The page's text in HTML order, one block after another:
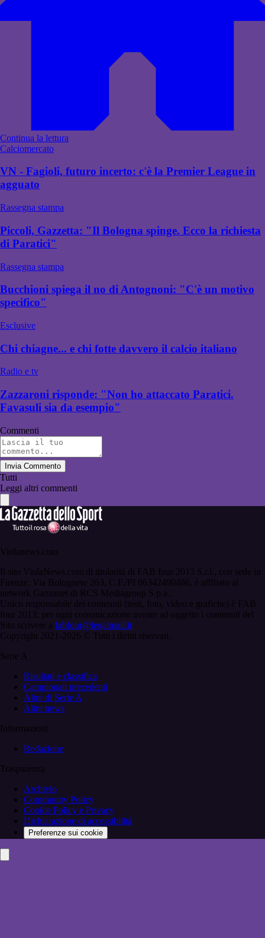
Continua la lettura
Calciomercato
VN - Fagioli, futuro incerto: c'è la Premier League in
agguato
Rassegna stampa
Piccoli, Gazzetta: "Il Bologna spinge. Ecco la richiesta
di Paratici"
Rassegna stampa
Bucchioni spiega il no di Antognoni: "C'è un motivo
specifico"
Esclusive
Chi chiagne... e chi fotte davvero il calcio italiano
Radio e tv
Zazzaroni risponde: "Non ho attaccato Paratici.
Favasuli sia da esempio"
Commenti
Invia Commento
Tutti
Leggi altri commenti
Violanews.com
Il sito ViolaNews.com di titolarità di FAB four 2013 S.r.l., con sede in
Firenze, Via Bolognese 263, C.F./PI 06342490486, è affiliato al
network Gazzanet di RCS Mediagroup S.p.a..
Unico responsabile dei contenuti (testi, foto, video e grafiche) è FAB
four 2013; per ogni comunicazione avente ad oggetto i contenuti del
Sito scrivere a fabfour@legalmail.it
Copyright 2021-2026 © Tutti i diritti riservati.
Serie A
Risultati e classifica
Campionati precedenti
Altre di Serie A
Altre news
Informazioni
Redazione
Trasparenza
Archivio
Community Policy
Cookie Policy e Privacy
Dichiarazione di accessibilità
Preferenze sui cookie